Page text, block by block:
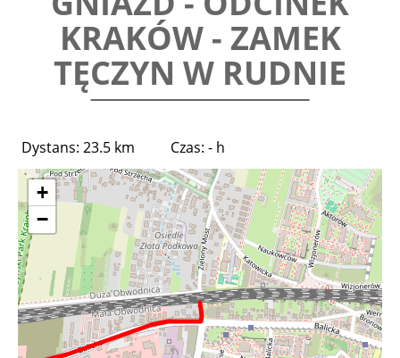
KRAKÓW - ZAMEK
TĘCZYN W RUDNIE
Dystans: 23.5 km Czas: - h
+
−